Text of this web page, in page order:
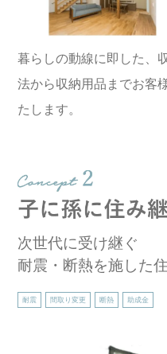
暮らしの動線に即した、
法から収納用品までお客
たします。
次世代に受け継ぐ
耐震・断熱を施した
耐震 間取り変更 断熱 助成金